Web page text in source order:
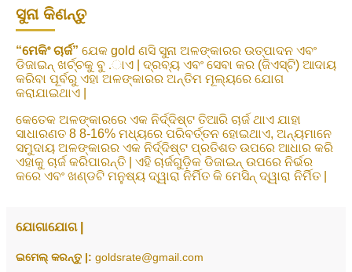
ସୁନା କିଣନ୍ତୁ
“ମେକିଂ ଚାର୍ଜ” ଯେକ gold ଣସି ସୁନା ଅଳଙ୍କାରର ଉତ୍ପାଦନ ଏବଂ
ଡିଜାଇନ୍ ଖର୍ଚ୍ଚକୁ ବୁ .ାଏ | ଦ୍ରବ୍ୟ ଏବଂ ସେବା କର (ଜିଏସ୍ଟି) ଆଦାୟ
କରିବା ପୂର୍ବରୁ ଏହା ଅଳଙ୍କାରର ଅନ୍ତିମ ମୂଲ୍ୟରେ ଯୋଗ
କରାଯାଇଥାଏ |
କେତେକ ଅଳଙ୍କାରରେ ଏକ ନିର୍ଦ୍ଦିଷ୍ଟ ତିଆରି ଚାର୍ଜ ଥାଏ ଯାହା
ସାଧାରଣତ 8 8-16% ମଧ୍ୟରେ ପରିବର୍ତ୍ତନ ହୋଇଥାଏ, ଅନ୍ୟମାନେ
ସମୁଦାୟ ଅଳଙ୍କାରର ଏକ ନିର୍ଦ୍ଦିଷ୍ଟ ପ୍ରତିଶତ ଉପରେ ଆଧାର କରି
ଏହାକୁ ଚାର୍ଜ କରିପାରନ୍ତି | ଏହି ଚାର୍ଜଗୁଡ଼ିକ ଡିଜାଇନ୍ ଉପରେ ନିର୍ଭର
କରେ ଏବଂ ଖଣ୍ଡଟି ମନୁଷ୍ୟ ଦ୍ୱାରା ନିର୍ମିତ କି ମେସିନ୍ ଦ୍ୱାରା ନିର୍ମିତ |
ଯୋଗାଯୋଗ |
ଇମେଲ୍ କରନ୍ତୁ |: goldsrate@gmail.com